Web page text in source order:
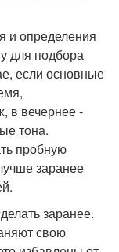
и определения
для подбора
если основные
в вечернее -
тона.
пробную
заранее
заранее.
свою